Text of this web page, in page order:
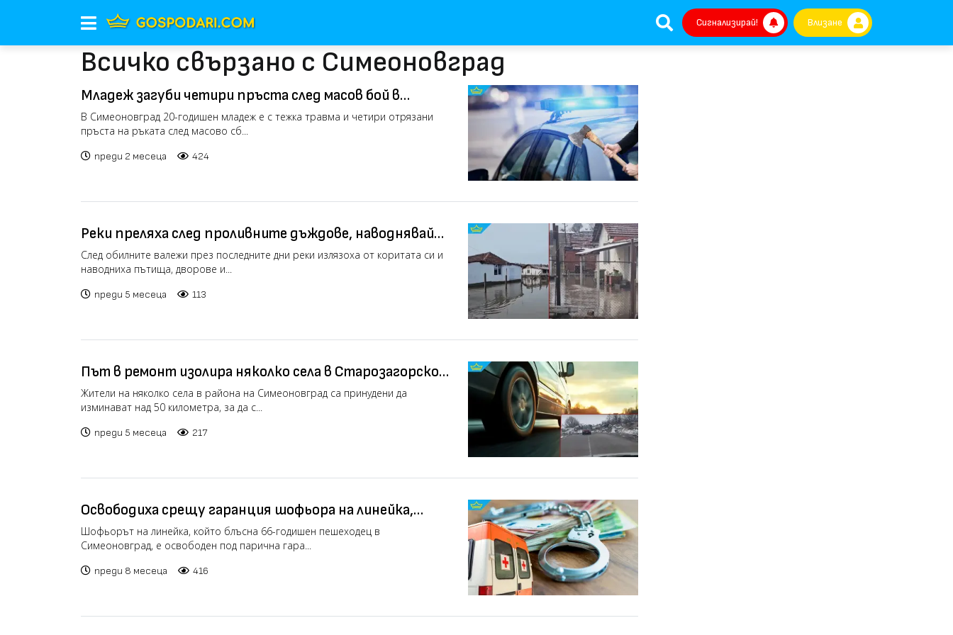
Сигнализирай! Влизане
Всичко свързано с Симеоновград
Младеж загуби четири пръста след масов бой в
Симеоновград
В Симеоновград 20-годишен младеж е с тежка травма и четири отрязани
пръста на ръката след масово сб...
преди 2 месеца 424
Реки преляха след проливните дъждове, наводнявайки
къщи и дворове в Хасковско (видео)
След обилните валежи през последните дни реки излязоха от коритата си и
наводниха пътища, дворове и...
преди 5 месеца 113
Път в ремонт изолира няколко села в Старозагорско
(видео)
Жители на няколко села в района на Симеоновград са принудени да
изминават над 50 километра, за да с...
преди 5 месеца 217
Освободиха срещу гаранция шофьора на линейка,
блъснал пешеходец в Симеоновград
Шофьорът на линейка, който блъсна 66-годишен пешеходец в
Симеоновград, е освободен под парична гара...
преди 8 месеца 416